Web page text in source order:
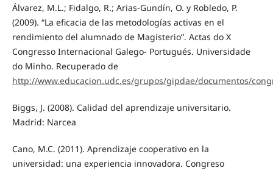
Álvarez, M.L.; Fidalgo, R.; Arias-Gundín, O. y Robledo, P.
(2009). “La eficacia de las metodologías activas en el
rendimiento del alumnado de Magisterio”. Actas do X
Congresso Internacional Galego- Portugués. Universidade
do Minho. Recuperado de
http://www.educacion.udc.es/grupos/gipdae/documentos/
Biggs, J. (2008). Calidad del aprendizaje universitario.
Madrid: Narcea
Cano, M.C. (2011). Aprendizaje cooperativo en la
universidad: una experiencia innovadora. Congreso